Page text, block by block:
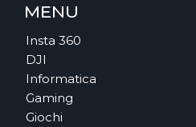
MENU
Insta 360
DJI
Informatica
Gaming
Giochi